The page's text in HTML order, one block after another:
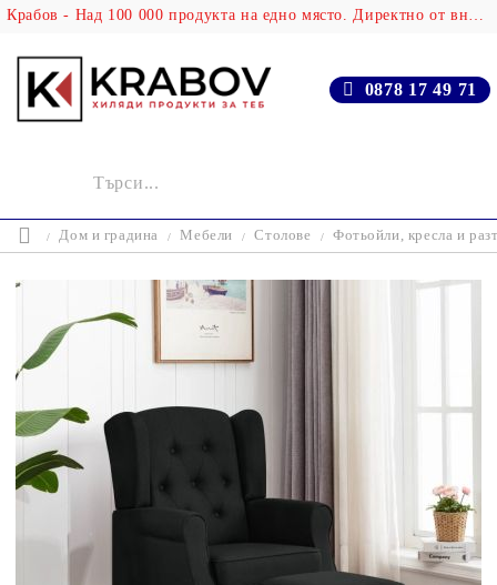
Крабов - Над 100 000 продукта на едно място. Директно от вносителя!
0878 17 49 71
Дом и градина Мебели Столове Фотьойли, кресла и